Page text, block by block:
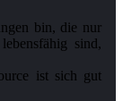
bin, die nur
sind,
ist sich gut